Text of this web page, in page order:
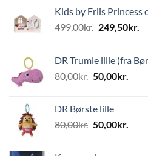
Kids by Friis Princess
499,00kr. Den
var:
499,00kr..
249,50kr.
DR Trumle lille (fra
80,00kr. Den
var:
80,00kr..
50,00kr.
DR Børste lille
80,00kr. Den
50,00kr.